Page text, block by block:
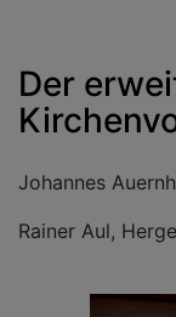
Der
Johannes
Rainer Aul,